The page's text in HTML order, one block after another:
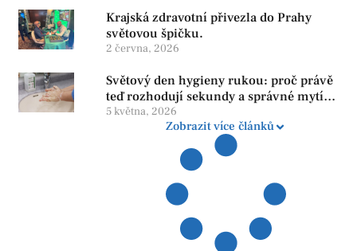
Krajská zdravotní přivezla do Prahy
světovou špičku.
2 června, 2026
Světový den hygieny rukou: proč právě
teď rozhodují sekundy a správné mytí
rukou
5 května, 2026
Zobrazit více článků